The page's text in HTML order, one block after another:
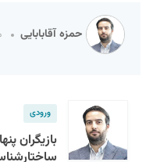
حمزه آقابابایی
ورودی
بازیگران